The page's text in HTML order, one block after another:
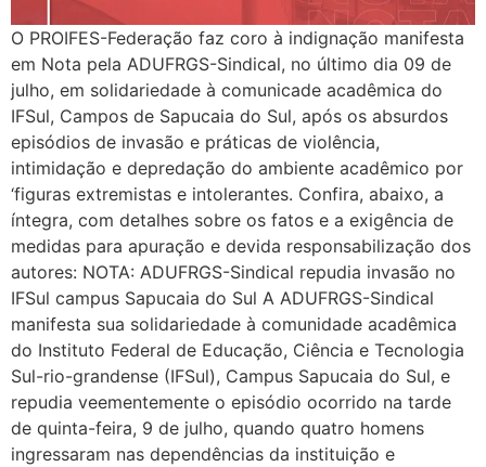
O PROIFES-Federação faz coro à indignação manifesta
em Nota pela ADUFRGS-Sindical, no último dia 09 de
julho, em solidariedade à comunicade acadêmica do
IFSul, Campos de Sapucaia do Sul, após os absurdos
episódios de invasão e práticas de violência,
intimidação e depredação do ambiente acadêmico por
‘figuras extremistas e intolerantes. Confira, abaixo, a
íntegra, com detalhes sobre os fatos e a exigência de
medidas para apuração e devida responsabilização dos
autores: NOTA: ADUFRGS-Sindical repudia invasão no
IFSul campus Sapucaia do Sul A ADUFRGS-Sindical
manifesta sua solidariedade à comunidade acadêmica
do Instituto Federal de Educação, Ciência e Tecnologia
Sul-rio-grandense (IFSul), Campus Sapucaia do Sul, e
repudia veementemente o episódio ocorrido na tarde
de quinta-feira, 9 de julho, quando quatro homens
ingressaram nas dependências da instituição e